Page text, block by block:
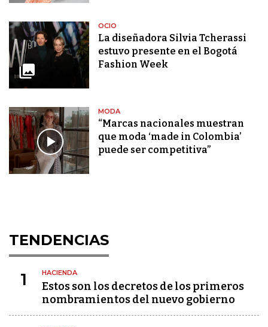
OCIO
La diseñadora Silvia Tcherassi
estuvo presente en el Bogotá
Fashion Week
MODA
“Marcas nacionales muestran
que moda ‘made in Colombia’
puede ser competitiva”
TENDENCIAS
1 HACIENDA
Estos son los decretos de los primeros
nombramientos del nuevo gobierno